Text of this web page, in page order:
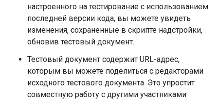
настроенного на тестирование с использованием
последней версии кода, вы можете увидеть
изменения, сохраненные в скрипте надстройки,
обновив тестовый документ.
Тестовый документ содержит URL-адрес,
которым вы можете поделиться с редакторами
исходного тестового документа. Это упростит
совместную работу с другими участниками